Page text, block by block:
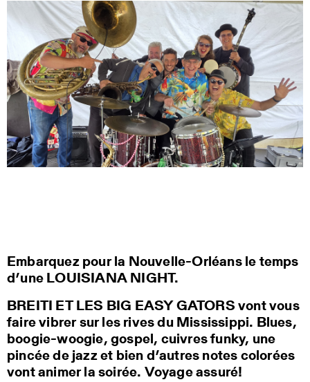
Embarquez pour la Nouvelle-Orléans le temps
d’une LOUISIANA NIGHT.
BREITI ET LES BIG EASY GATORS vont vous
faire vibrer sur les rives du Mississippi. Blues,
boogie-woogie, gospel, cuivres funky, une
pincée de jazz et bien d’autres notes colorées
vont animer la soirée. Voyage assuré!